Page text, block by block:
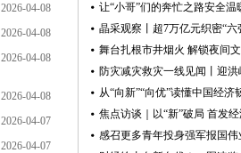
2026-04-08
2026-04-08
2026-04-08
2026-04-08
2026-04-07
2026-04-07